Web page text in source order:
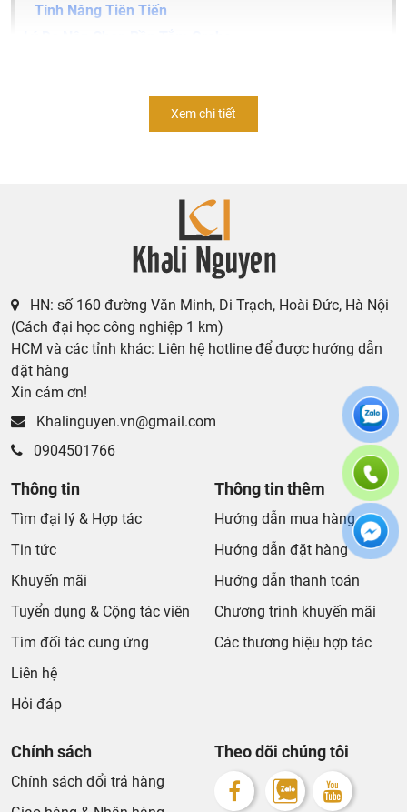
Tính Năng Tiên Tiến
là sản phẩm cao cấp đến từ thương hiệu
Bồn Tắm Grohe 39322000
vàng, dễ lau chùi.
Gang: Siêu bền, giữ nhiệt lâu, mang lại cảm giác sang
Luminist: Chất liệu độc quyền của Grohe, siêu nhẹ, siêu
bền, chống trầy xước, giữ nhiệt tối ưu.
Xem chi tiết
HN: số 160 đường Văn Minh, Di Trạch, Hoài Đức, Hà Nội
(Cách đại học công nghiệp 1 km)
HCM và các tỉnh khác: Liên hệ hotline để được hướng dẫn
đặt hàng
Xin cảm ơn!
Khalinguyen.vn@gmail.com
0904501766
Thông tin
Tìm đại lý & Hợp tác
Tin tức
Khuyến mãi
Tuyển dụng & Cộng tác viên
Tìm đối tác cung ứng
Liên hệ
Hỏi đáp
Thông tin thêm
Hướng dẫn mua hàng
Hướng dẫn đặt hàng
Hướng dẫn thanh toán
Chương trình khuyến mãi
Các thương hiệu hợp tác
Chính sách
Chính sách đổi trả hàng
Theo dõi chúng tôi